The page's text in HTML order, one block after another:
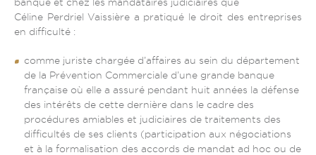
Actifs
Dirigeant
Espace abonné
Céline Perdriel Vaissière a pratiqué le droit des entreprises
en difficulté :
comme juriste chargée d’affaires au sein du département
de la Prévention Commerciale d’une grande banque
française où elle a assuré pendant huit années la défense
des intérêts de cette dernière dans le cadre des
procédures amiables et judiciaires de traitements des
difficultés de ses clients (participation aux négociations
et à la formalisation des accords de mandat ad hoc ou de